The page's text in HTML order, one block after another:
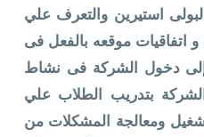
استيرين والتعرف علي
اتفاقيات موقعه بالفعل فى
إلى دخول الشركة فى نشاط
بتدريب الطلاب علي
ومعالجة المشكلات من